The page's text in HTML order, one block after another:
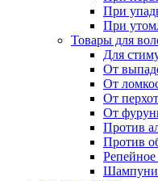
При
При
Товары для
Для
От
От
От
От
Против
Против
Репейное
Шампуни